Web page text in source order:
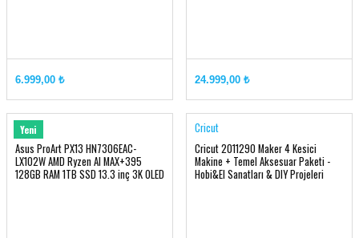
6.999,00 ₺ 24.999,00 ₺
Yeni
ASUS
Asus ProArt PX13 HN7306EAC-
LX102W AMD Ryzen AI MAX+395
128GB RAM 1TB SSD 13.3 inç 3K OLED
Cricut
Cricut 2011290 Maker 4 Kesici
Makine + Temel Aksesuar Paketi -
Hobi&El Sanatları & DIY Projeleri